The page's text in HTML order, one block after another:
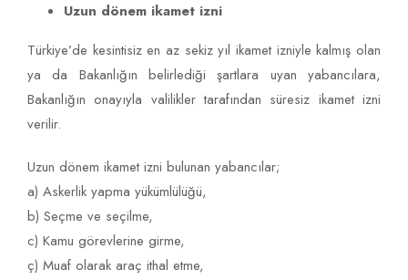
Uzun dönem ikamet izni
Türkiye’de kesintisiz en az sekiz yıl ikamet izniyle kalmış olan
ya da Bakanlığın belirlediği şartlara uyan yabancılara,
Bakanlığın onayıyla valilikler tarafından süresiz ikamet izni
verilir.
Uzun dönem ikamet izni bulunan yabancılar;
a) Askerlik yapma yükümlülüğü,
b) Seçme ve seçilme,
c) Kamu görevlerine girme,
ç) Muaf olarak araç ithal etme,